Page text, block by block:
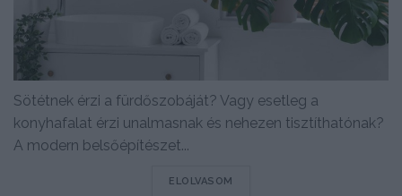
Sötétnek érzi a fürdőszobáját? Vagy esetleg a
konyhafalat érzi unalmasnak és nehezen tisztíthatónak?
A modern belsőépítészet...
ELOLVASOM